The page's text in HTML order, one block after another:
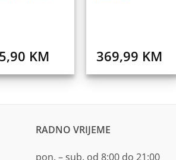
KM 369,99 KM
RADNO VRIJEME
pon. – sub. od 8:00 do 21:00